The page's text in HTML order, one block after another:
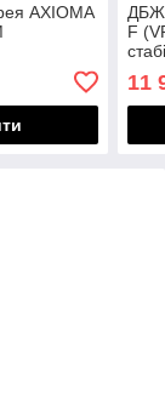
AXIOMA
ДБЖ
F
11